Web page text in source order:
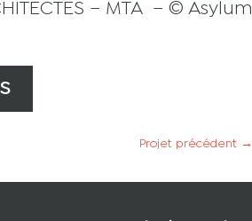
– MTA– © Asylum
Projet précédent →